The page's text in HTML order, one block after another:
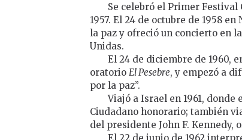
Se celebró el Primer Festival
1957. El 24 de octubre de 1958
la paz y ofreció un concierto en
Unidas.
El 24 de diciembre de 1960,
oratorio El Pesebre, y empezó a
por la paz”.
Viajó a Israel en 1961,
Ciudadano honorario; también
del presidente John F. Kennedy,